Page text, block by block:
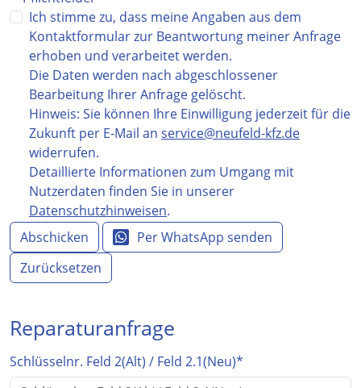
Ich stimme zu, dass meine Angaben aus dem
Kontaktformular zur Beantwortung meiner Anfrage
erhoben und verarbeitet werden.
Die Daten werden nach abgeschlossener
Bearbeitung Ihrer Anfrage gelöscht.
Hinweis: Sie können Ihre Einwilligung jederzeit für die
Zukunft per E-Mail an service@neufeld-kfz.de
widerrufen.
Detaillierte Informationen zum Umgang mit
Nutzerdaten finden Sie in unserer
Datenschutzhinweisen.
Abschicken
Per WhatsApp senden
Zurücksetzen
Reparaturanfrage
Schlüsselnr. Feld 2(Alt) / Feld 2.1(Neu)*